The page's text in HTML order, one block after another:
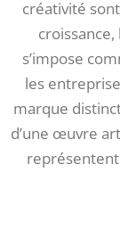
créativité
s’impose
les
marque
d’une œuvre